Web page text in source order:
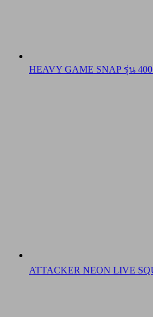
HEAVY GAME SNAP รุ่น
ATTACKER NEON LIVE